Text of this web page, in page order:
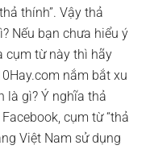
thính”. Vậy thả
Nếu bạn chưa hiểu ý
cụm từ này thì hãy
nắm bắt xu
là gì? Ý nghĩa thả
cụm từ “thả
Việt Nam sử dụng